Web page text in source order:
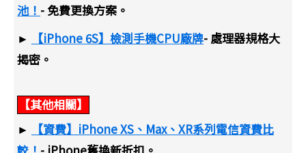
池！ - 免費更換方案。
►
【iPhone 6S】檢測手機CPU廠牌- 處理器規格大
揭密。
【其他相關】
►
【資費】iPhone XS、Max、XR系列電信資費比